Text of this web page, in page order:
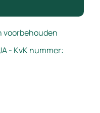
voorbehouden
- KvK nummer: